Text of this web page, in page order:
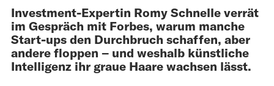
Investment-Expertin Romy Schnelle verrät
im Gespräch mit Forbes, warum manche
Start-ups den Durchbruch schaffen, aber
andere floppen – und weshalb künstliche
Intelligenz ihr graue Haare wachsen lässt.